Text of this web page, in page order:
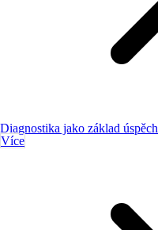
Diagnostika jako základ
Více